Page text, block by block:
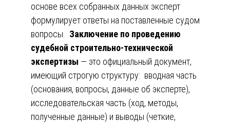
основе всех собранных данных эксперт
формулирует ответы на поставленные судом
вопросы. Заключение по проведению
судебной строительно-технической
экспертизы — это официальный документ,
имеющий строгую структуру: вводная часть
(основания, вопросы, данные об эксперте),
исследовательская часть (ход, методы,
полученные данные) и выводы (четкие,